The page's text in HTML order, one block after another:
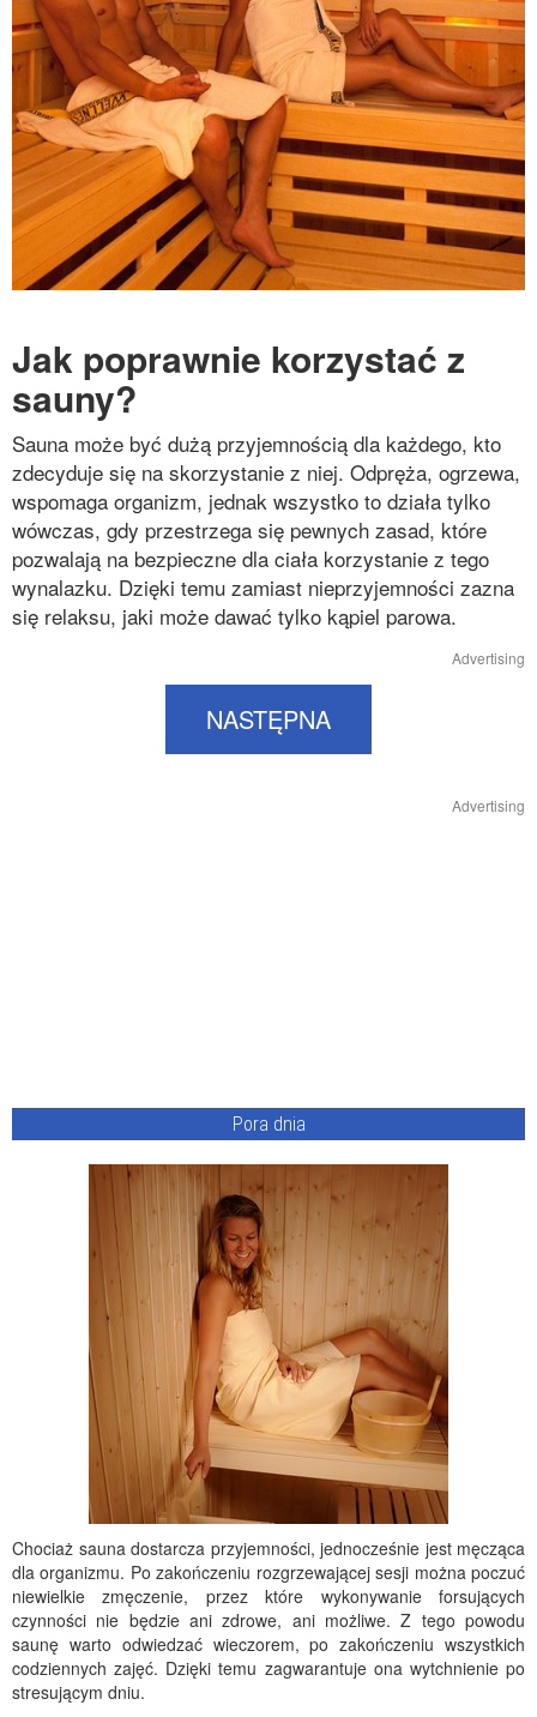
Jak poprawnie korzystać z
sauny?
Sauna może być dużą przyjemnością dla każdego, kto
zdecyduje się na skorzystanie z niej. Odpręża, ogrzewa,
wspomaga organizm, jednak wszystko to działa tylko
wówczas, gdy przestrzega się pewnych zasad, które
pozwalają na bezpieczne dla ciała korzystanie z tego
wynalazku. Dzięki temu zamiast nieprzyjemności zazna
się relaksu, jaki może dawać tylko kąpiel parowa.
Advertising
NASTĘPNA
Advertising
Pora dnia
Chociaż sauna dostarcza przyjemności, jednocześnie jest męcząca
dla organizmu. Po zakończeniu rozgrzewającej sesji można poczuć
niewielkie zmęczenie, przez które wykonywanie forsujących
czynności nie będzie ani zdrowe, ani możliwe. Z tego powodu
saunę warto odwiedzać wieczorem, po zakończeniu wszystkich
codziennych zajęć. Dzięki temu zagwarantuje ona wytchnienie po
stresującym dniu.